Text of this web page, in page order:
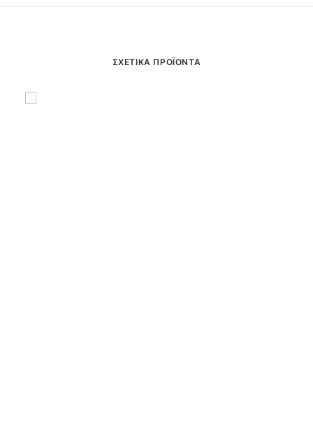
ΣΧΕΤΙΚΆ ΠΡΟΪΌΝΤΑ